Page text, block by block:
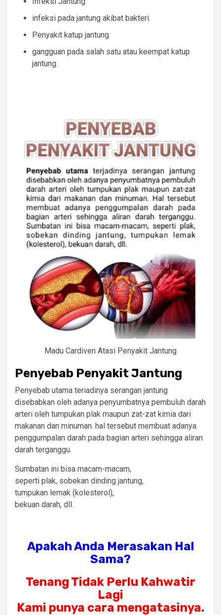
infeksi pada jantung akibat bakteri.
Penyakit katup jantung
gangguan pada salah satu atau keempat katup
jantung.
Madu Cardiven Atasi Penyakit Jantung
Penyebab Penyakit Jantung
Penyebab utama teriadinya serangan jantung
disebabkan oleh adanya penyumbatnya pembuluh darah
arteri oleh tumpukan plak maupun zat-zat kimia dari
makanan dan minuman. hal tersebut membuat adanya
penggumpalan darah pada bagian arteri sehingga aliran
darah terganggu.
Sumbatan ini bisa macam-macam,
seperti plak, sobekan dinding jantung,
tumpukan lemak (kolesterol),
bekuan darah, dll.
Apakah Anda Merasakan Hal
Sama?
Tenang Tidak Perlu Kahwatir
Lagi
Kami punya cara mengatasinya.